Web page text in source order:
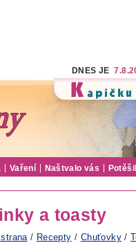
DNES JE
Vaření Naštvalo vás
a toasty
/ Recepty / Chuťovky/